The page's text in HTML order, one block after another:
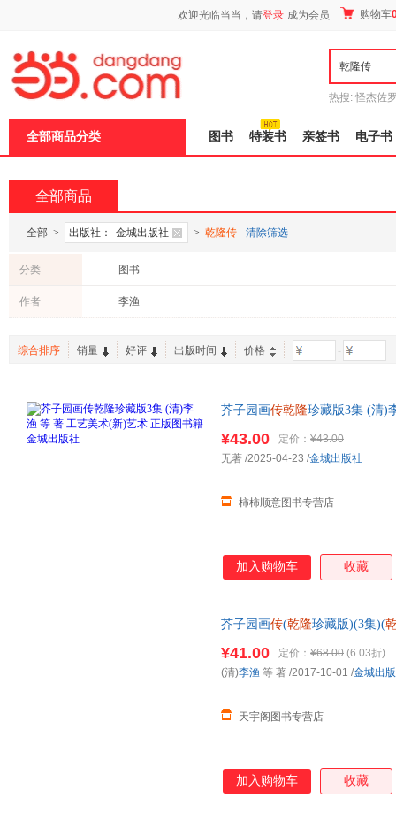
欢迎光临当当，请登录 成为会员 购物车
热搜: 怪杰佐
全部商品分类 图书 特装书 亲签书 电子书
全部商品
全部 > 出版社： 金城出版社 > 乾隆传 清除筛选
分类 图书
作者 李渔
综合排序 销量 好评 出版时间 价格 -
芥子园画传乾隆珍藏版3集 (清)
¥43.00 定价： ¥43.00
柿柿顺意图书专营店
无著 /2025-04-23 /金城出版社
加入购物车 收藏
芥子园画传(乾隆珍藏版)(3集)(
¥41.00 定价： ¥68.00 (6.03折)
天宇阁图书专营店
(清)李渔 等 著 /2017-10-01 /金城出
加入购物车 收藏
页
加